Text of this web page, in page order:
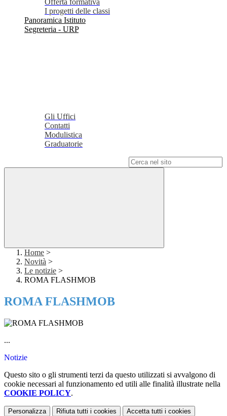
Offerta formativa
I progetti delle classi
Panoramica Istituto
Segreteria - URP
Gli Uffici
Contatti
Modulistica
Graduatorie
Home >
Novità >
Le notizie >
ROMA FLASHMOB
ROMA FLASHMOB
...
Notizie
Questo sito o gli strumenti terzi da questo utilizzati si avvalgono di
cookie necessari al funzionamento ed utili alle finalità illustrate nella
COOKIE POLICY.
Personalizza Rifiuta tutti i cookies Accetta tutti i cookies